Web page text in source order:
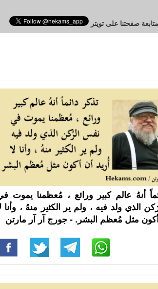
صفحتنا على تويتر
أنهُ عالم كبير ورائع ، مُعظمنا يموت
الذي ولد فيه ، ولم ير الكثير منهُ ، وأنا
مثل مُعظم البشر. - جورج آر آر مارتن